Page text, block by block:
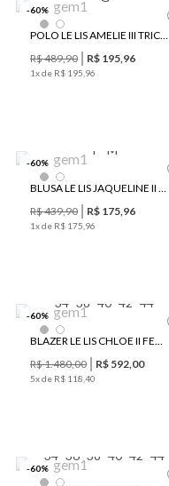
Le Lis e Protea
-60%
POLO LE LIS AMELIE III TRICOT FEMININA
R$489,90 R$ 195,96
1x de R$ 195 96
-60%
P M
BLUSA LE LIS JAQUELINE II TRICOT FEMININA
R$439,90 R$ 175,96
1x de R$ 175 96
-60%
34 38 40 42 44
BLAZER LE LIS CHLOE II FEMININO
R$1.480,00 R$ 592,00
5x de R$ 118 40
-60%
34 36 38 40 42 44